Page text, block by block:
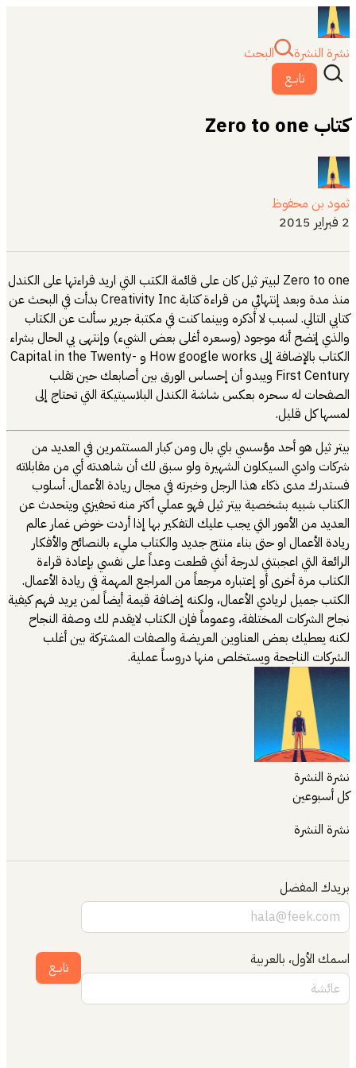
نشرة النشرة
البحث
تابــع
كتاب Zero to one
ثمود بن محفوظ
2 فبراير 2015
Zero to one لبيتر ثيل كان على قائمة الكتب التي اريد قراءتها على الكندل
منذ مدة وبعد إنتهائي من قراءة كتابة Creativity Inc بدأت في البحث عن
كتابي التالي. لسبب لا أذكره وبينما كنت في مكتبة جرير سألت عن الكتاب
والذي إتضح أنه موجود (وسعره أغلى بعض الشيء) وإنتهى بي الحال بشراء
الكتاب بالإضافة إلى How google works و Capital in the Twenty-
First Century ويبدو أن إحساس الورق بين أصابعك حين تقلب
الصفحات له سحره بعكس شاشة الكندل البلاسيتيكة التي تحتاج إلى
لمسها كل قليل.
بيتر ثيل هو أحد مؤسسي باي بال ومن كبار المستثمرين في العديد من
شركات وادي السيكلون الشهيرة ولو سبق لك أن شاهدته أي من مقابلاته
فستدرك مدى ذكاء هذا الرجل وخبرته في مجال ريادة الأعمال. أسلوب
الكتاب شبيه بشخصية بيتر ثيل فهو عملي أكثر منه تحفيزي ويتحدث عن
العديد من الأمور التي يجب عليك التفكير بها إذا أردت خوض غمار عالم
ريادة الأعمال او حتى بناء منتج جديد والكتاب مليء بالنصائح والأفكار
الرائعة التي اعجبتني لدرجة أنني قطعت وعداً على نفسي بإعادة قراءة
الكتاب مرة أخرى أو إعتباره مرجعاً من المراجع المهمة في ريادة الأعمال.
الكتب جميل لريادي الأعمال، ولكنه إضافة قيمة أيضاً لمن يريد فهم كيفية
نجاح الشركات المختلفة، وعموماً فإن الكتاب لايقدم لك وصفة النجاح
لكنه يعطيك بعض العناوين العريضة والصفات المشتركة بين أغلب
الشركات الناجحة ويستخلص منها دروساً عملية.
نشرة النشرة
كل أسبوعين
نشرة النشرة
بريدك المفضل
اسمك الأول، بالعربية تابــع